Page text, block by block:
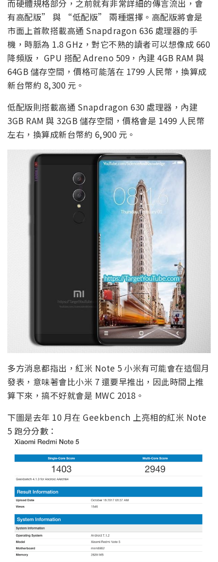
而硬體規格部分，之前就有非常詳細的傳言流出，會
有高配版” 與 “低配版” 兩種選擇。高配版將會是
市面上首款搭載高通 Snapdragon 636 處理器的手
機，時脈為 1.8 GHz，對它不熟的讀者可以想像成 660
降頻版， GPU 搭配 Adreno 509，內建 4GB RAM 與
64GB 儲存空間，價格可能落在 1799 人民幣，換算成
新台幣約 8,300 元。
低配版則搭載高通 Snapdragon 630 處理器，內建
3GB RAM 與 32GB 儲存空間，價格會是 1499 人民幣
左右，換算成新台幣約 6,900 元。
多方消息都指出，紅米 Note 5 小米有可能會在這個月
發表，意味著會比小米 7 還要早推出，因此時間上推
算下來，搞不好就會是 MWC 2018。
下圖是去年 10 月在 Geekbench 上亮相的紅米 Note
5 跑分分數：